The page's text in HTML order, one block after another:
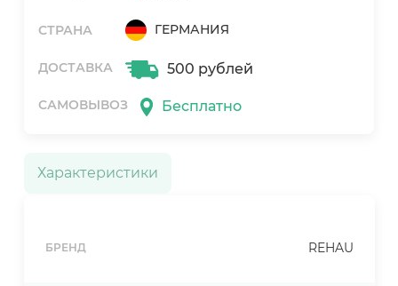
СТРАНА ГЕРМАНИЯ
ДОСТАВКА 500 рублей
САМОВЫВОЗ Бесплатно
Характеристики
БРЕНД REHAU